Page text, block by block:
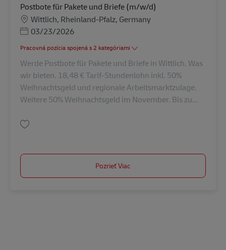
Postbote für Pakete und Briefe (m/w/d)
Miesto
Wittlich, Rheinland-Pfalz, Germany
Posted Date
03/23/2026
Pracovná pozícia spojená s 2 kategóriami
Werde Postbote für Pakete und Briefe in Wittlich. Was
wir bieten. 18,48 € Tarif-Stundenlohn inkl. 50%
Weihnachtsgeld und regionale Arbeitsmarktzulage.
Weitere 50% Weihnachtsgeld im November. Bis zu...
Pozrieť Viac